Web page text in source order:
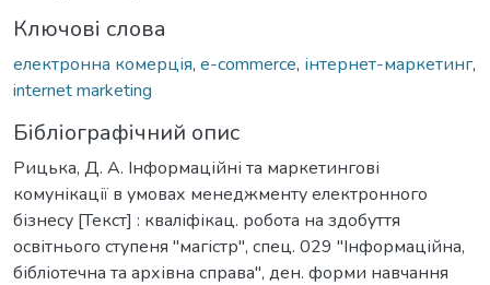
Ключові слова
електронна комерція, e-commerce, інтернет-маркетинг,
internet marketing
Бібліографічний опис
Рицька, Д. А. Інформаційні та маркетингові
комунікації в умовах менеджменту електронного
бізнесу [Текст] : кваліфікац. робота на здобуття
освітнього ступеня "магістр", спец. 029 "Інформаційна,
бібліотечна та архівна справа", ден. форми навчання